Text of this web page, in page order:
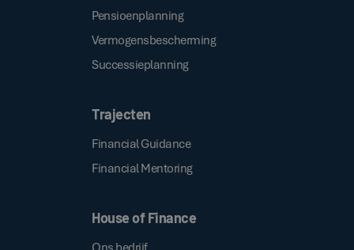
Pensioenplanning
Vermogensbescherming
Successieplanning
Trajecten
Financial Guidance
Financial Mentoring
House of Finance